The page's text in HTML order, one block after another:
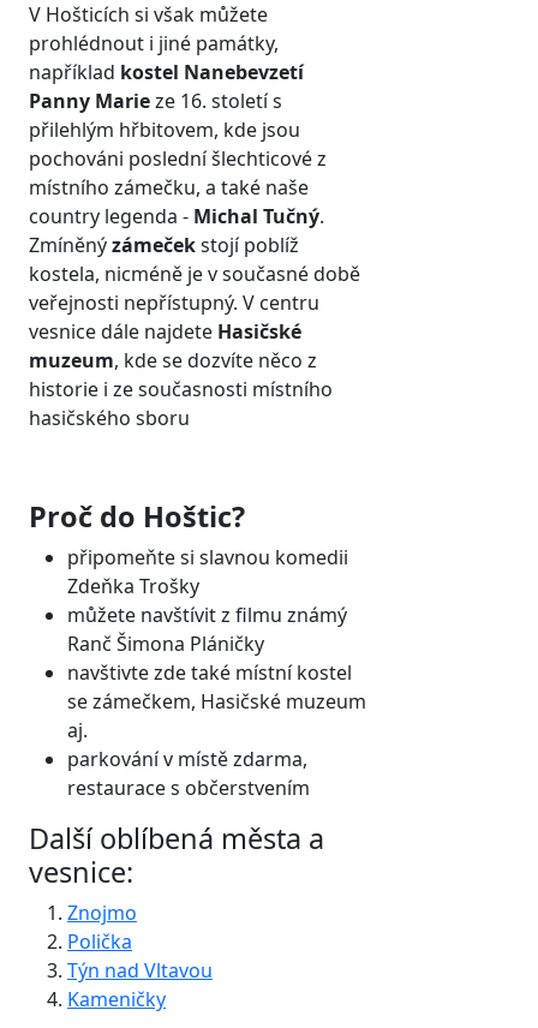
V Hošticích si však můžete
prohlédnout i jiné památky,
například kostel Nanebevzetí
Panny Marieze 16. století s
přilehlým hřbitovem, kde jsou
pochováni poslední šlechticové z
místního zámečku, a také naše
country legenda - Michal Tučný.
Zmíněnýzámečekstojí poblíž
kostela, nicméně je v současné době
veřejnosti nepřístupný. V centru
vesnice dále najdete Hasičské
muzeum, kde se dozvíte něco z
historie i ze současnosti místního
hasičského sboru
Proč do Hoštic?
připomeňte si slavnou komedii
Zdeňka Trošky
můžete navštívit z filmu známý
Ranč Šimona Pláničky
navštivte zde také místní kostel
se zámečkem, Hasičské muzeum
aj.
parkování v místě zdarma,
restaurace s občerstvením
Další oblíbená města a
vesnice:
Znojmo
Polička
Týn nad Vltavou
Kameničky